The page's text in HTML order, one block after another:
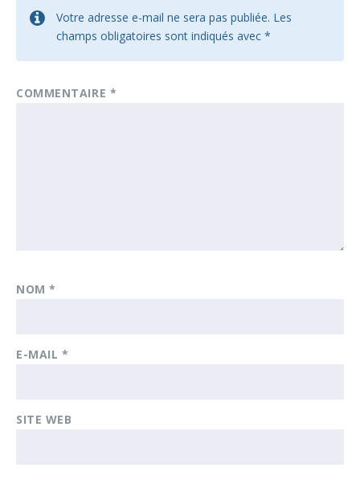
Votre adresse e-mail ne sera pas publiée. Les
champs obligatoires sont indiqués avec *
COMMENTAIRE *
NOM*
E-MAIL *
SITE WEB